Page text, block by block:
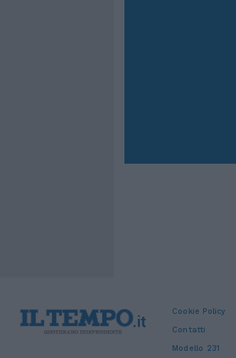
Cookie Policy
Contatti
Modello 231